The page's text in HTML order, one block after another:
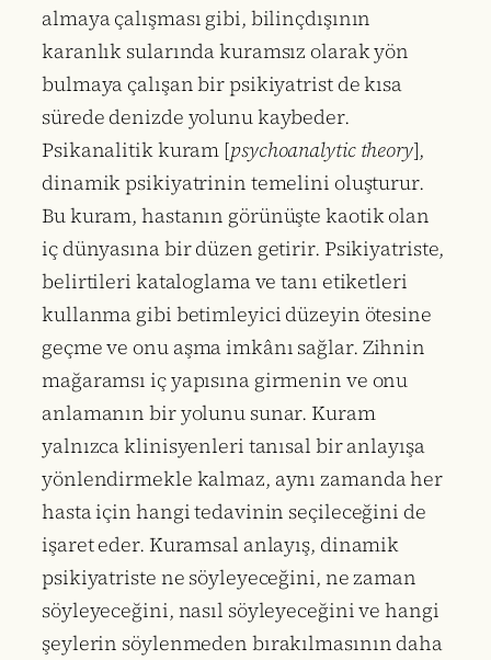
almaya çalışması gibi, bilinçdışının
karanlık sularında kuramsız olarak yön
bulmaya çalışan bir psikiyatrist de kısa
sürede denizde yolunu kaybeder.
Psikanalitik kuram [psychoanalytic theory],
dinamik psikiyatrinin temelini oluşturur.
Bu kuram, hastanın görünüşte kaotik olan
iç dünyasına bir düzen getirir. Psikiyatriste,
belirtileri kataloglama ve tanı etiketleri
kullanma gibi betimleyici düzeyin ötesine
geçme ve onu aşma imkânı sağlar. Zihnin
mağaramsı iç yapısına girmenin ve onu
anlamanın bir yolunu sunar. Kuram
yalnızca klinisyenleri tanısal bir anlayışa
yönlendirmekle kalmaz, aynı zamanda her
hasta için hangi tedavinin seçileceğini de
işaret eder. Kuramsal anlayış, dinamik
psikiyatriste ne söyleyeceğini, ne zaman
söyleyeceğini, nasıl söyleyeceğini ve hangi
şeylerin söylenmeden bırakılmasının daha